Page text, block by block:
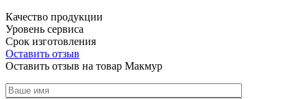
Качество продукции
Уровень сервиса
Срок изготовления
Оставить отзыв
Оставить отзыв на товар Макмур